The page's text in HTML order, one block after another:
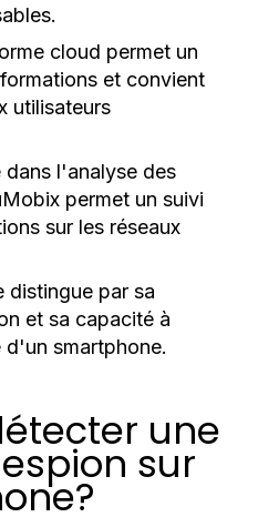
cloud permet un
et convient
utilisateurs
dans l'analyse des
permet un suivi
sur les réseaux
distingue par sa
et sa capacité à
smartphone.
une
sur